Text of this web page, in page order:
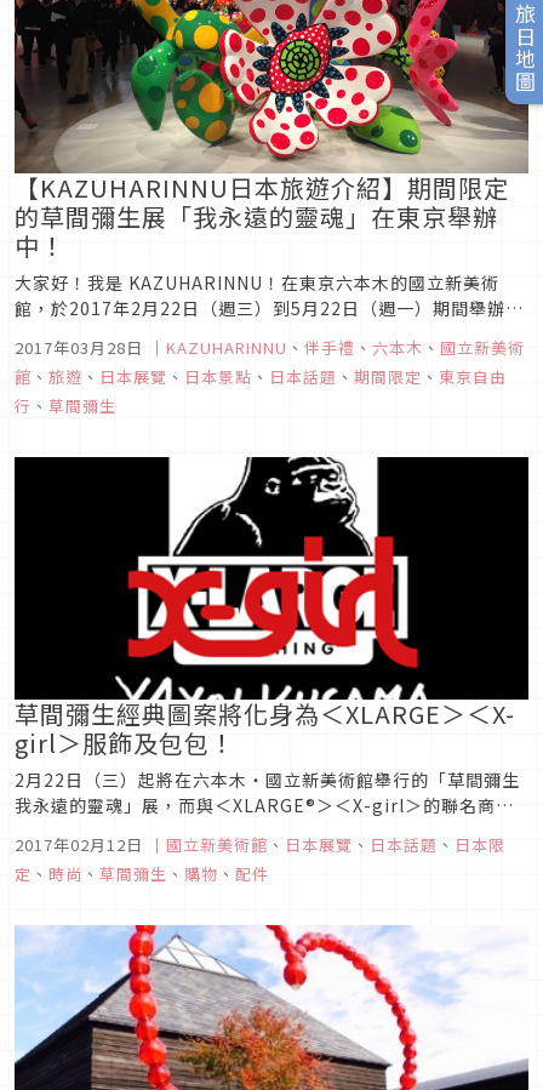
旅日地圖
【KAZUHARINNU日本旅遊介紹】期間限定
的草間彌生展「我永遠的靈魂」在東京舉辦
中！
大家好！我是 KAZUHARINNU！在東京六本木的國立新美術
館，於2017年2月22日（週三）到5月22日（週一）期間舉辦世
了，在這邊跟各位報告！這個展覽是綜合介紹草間彌生從初期至
今創作活動的全貌，可說是日本國內至今為止最大規模的展出！
「草間...
2017年03月28日 ｜ KAZUHARINNU 、 伴手禮 、 六本木 、 國立新美術
館 、 旅遊 、 日本展覽 、 日本景點 、 日本話題 、 期間限定 、 東京自由
行 、 草間彌生
草間彌生經典圖案將化身為＜XLARGE＞＜X-
girl＞服飾及包包！
2月22日（三）起將在六本木・國立新美術館舉行的「草間彌生
我永遠的靈魂」展，而與＜XLARGE®＞＜X-girl＞的聯名商品
於TOKYO解放區降臨！現在就來為您介紹這些商品，它們的靈
感來自草間彌生具代表性之圓點圖案、以及在1960年代於紐約
所製作之作品。
2017年02月12日 ｜ 國立新美術館 、 日本展覽 、 日本話題 、 日本限
定 、 時尚 、 草間彌生 、 購物 、 配件